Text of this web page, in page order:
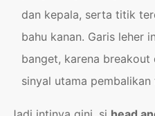
dan kepala, serta titik
bahu kanan. Garis leher
banget, karena
sinyal utama pembalikan